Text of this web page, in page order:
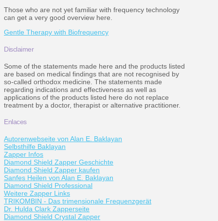
Those who are not yet familiar with frequency technology
can get a very good overview here.
Gentle Therapy with Biofrequency
Disclaimer
Some of the statements made here and the products listed
are based on medical findings that are not recognised by
so-called orthodox medicine. The statements made
regarding indications and effectiveness as well as
applications of the products listed here do not replace
treatment by a doctor, therapist or alternative practitioner.
Enlaces
Autorenwebseite von Alan E. Baklayan
Selbsthilfe Baklayan
Zapper Infos
Diamond Shield Zapper Geschichte
Diamond Shield Zapper kaufen
Sanfes Heilen von Alan E. Baklayan
Diamond Shield Professional
Weitere Zapper Links
TRIKOMBIN - Das trimensionale Frequenzgerät
Dr. Hulda Clark Zapperseite
Diamond Shield Crystal Zapper